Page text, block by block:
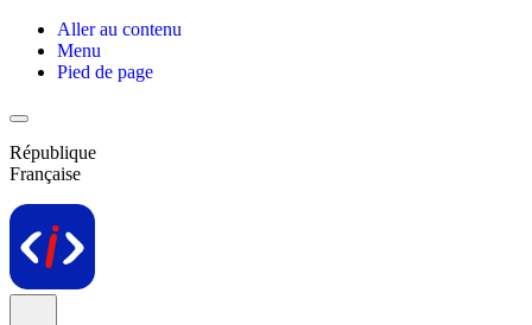
Aller au contenu
Menu
Pied de page
République
Française